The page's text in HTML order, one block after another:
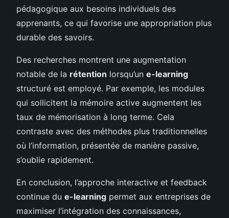
pédagogique aux besoins individuels des
apprenants, ce qui favorise une appropriation plus
durable des savoirs.
Des recherches montrent une augmentation
notable de la rétention lorsqu’un e-learning
structuré est employé. Par exemple, les modules
qui sollicitent la mémoire active augmentent les
taux de mémorisation à long terme. Cela
contraste avec des méthodes plus traditionnelles
où l’information, présentée de manière passive,
s’oublie rapidement.
En conclusion, l’approche interactive et feedback
continue du e-learning permet aux entreprises de
maximiser l’intégration des connaissances,